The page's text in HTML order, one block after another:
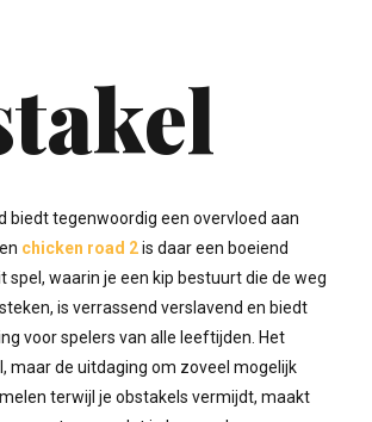
biedt tegenwoordig een overvloed aan
chicken road 2is daar een boeiend
spel, waarin je een kip bestuurt die de weg
is verrassend verslavend en biedt
voor spelers van alle leeftijden. Het
maar de uitdaging om zoveel mogelijk
terwijl je obstakels vermijdt, maakt